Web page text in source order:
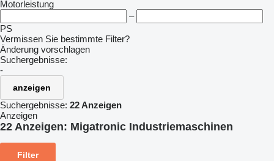
Motorleistung
–
PS
Vermissen Sie bestimmte Filter?
Änderung vorschlagen
Suchergebnisse:
-
anzeigen
Suchergebnisse: 22 Anzeigen
Anzeigen
22 Anzeigen: Migatronic Industriemaschinen
Filter